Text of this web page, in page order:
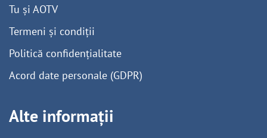
Tu și AOTV
Termeni și condiții
Politică confidențialitate
Acord date personale (GDPR)
Alte informații